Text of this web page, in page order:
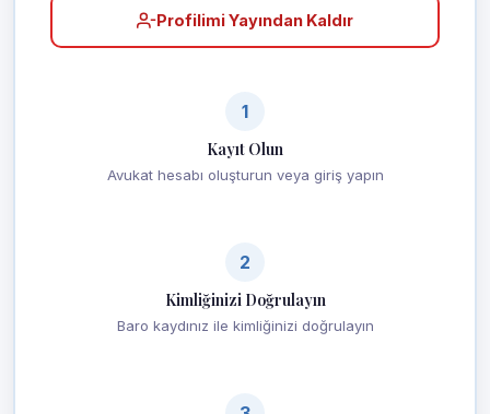
Profilimi Yayından Kaldır
1
Kayıt Olun
Avukat hesabı oluşturun veya giriş yapın
2
Kimliğinizi Doğrulayın
Baro kaydınız ile kimliğinizi doğrulayın